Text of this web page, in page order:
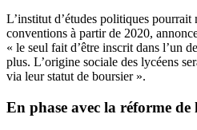
L’institut d’études politiques pourrait
conventions à partir de 2020,
« le seul fait d’être inscrit dans l’un
plus. L’origine sociale des lycéens
via leur statut de boursier ».
En phase avec la réforme de